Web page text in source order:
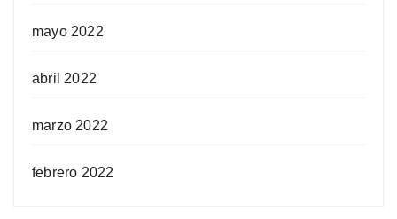
mayo 2022
abril 2022
marzo 2022
febrero 2022